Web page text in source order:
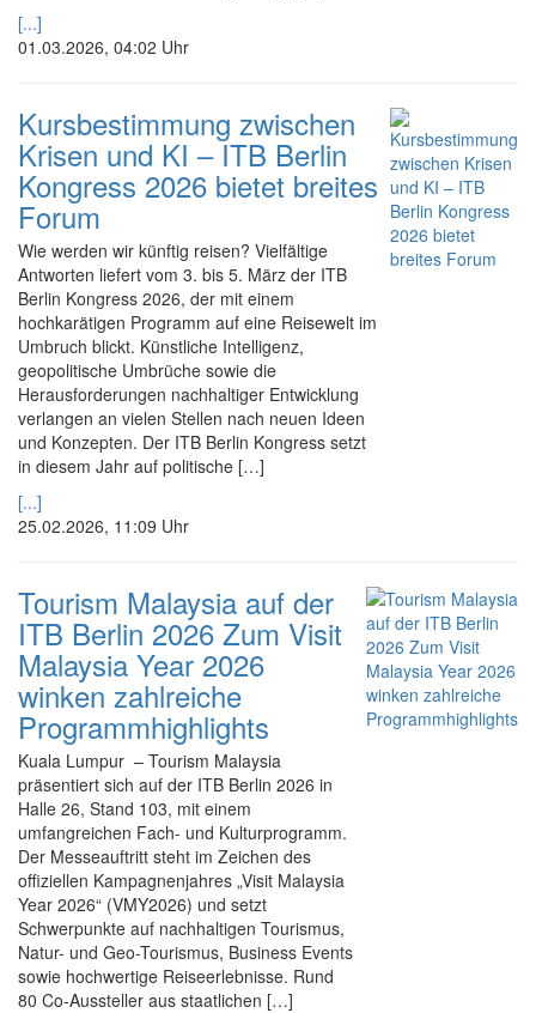
[...]
01.03.2026, 04:02 Uhr
Kursbestimmung zwischen
Krisen und KI – ITB Berlin
Kongress 2026 bietet breites
Forum
Wie werden wir künftig reisen? Vielfältige
Antworten liefert vom 3. bis 5. März der ITB
Berlin Kongress 2026, der mit einem
hochkarätigen Programm auf eine Reisewelt im
Umbruch blickt. Künstliche Intelligenz,
geopolitische Umbrüche sowie die
Herausforderungen nachhaltiger Entwicklung
verlangen an vielen Stellen nach neuen Ideen
und Konzepten. Der ITB Berlin Kongress setzt
in diesem Jahr auf politische […]
[...]
25.02.2026, 11:09 Uhr
Tourism Malaysia auf der
ITB Berlin 2026 Zum Visit
Malaysia Year 2026
winken zahlreiche
Programmhighlights
Kuala Lumpur – Tourism Malaysia
präsentiert sich auf der ITB Berlin 2026 in
Halle 26, Stand 103, mit einem
umfangreichen Fach- und Kulturprogramm.
Der Messeauftritt steht im Zeichen des
offiziellen Kampagnenjahres „Visit Malaysia
Year 2026“ (VMY2026) und setzt
Schwerpunkte auf nachhaltigen Tourismus,
Natur- und Geo-Tourismus, Business Events
sowie hochwertige Reiseerlebnisse. Rund
80 Co-Aussteller aus staatlichen […]